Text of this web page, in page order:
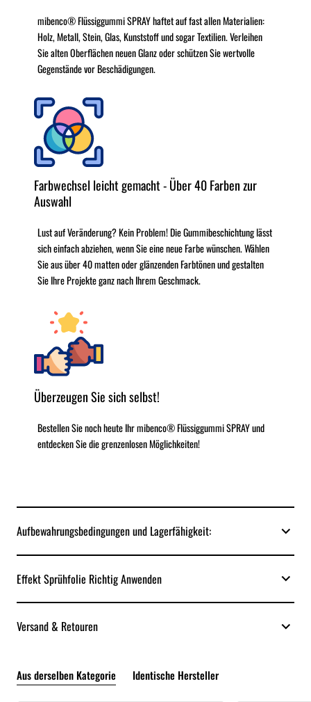
mibenco® Flüssiggummi SPRAY haftet auf fast allen Materialien:
Holz, Metall, Stein, Glas, Kunststoff und sogar Textilien. Verleihen
Sie alten Oberflächen neuen Glanz oder schützen Sie wertvolle
Gegenstände vor Beschädigungen.
Farbwechsel leicht gemacht - Über 40 Farben zur
Auswahl
Lust auf Veränderung? Kein Problem! Die Gummibeschichtung lässt
sich einfach abziehen, wenn Sie eine neue Farbe wünschen. Wählen
Sie aus über 40 matten oder glänzenden Farbtönen und gestalten
Sie Ihre Projekte ganz nach Ihrem Geschmack.
Überzeugen Sie sich selbst!
Bestellen Sie noch heute Ihr mibenco® Flüssiggummi SPRAY und
entdecken Sie die grenzenlosen Möglichkeiten!
Aufbewahrungsbedingungen und Lagerfähigkeit:
Effekt Sprühfolie Richtig Anwenden
Versand & Retouren
Aus derselben Kategorie Identische Hersteller